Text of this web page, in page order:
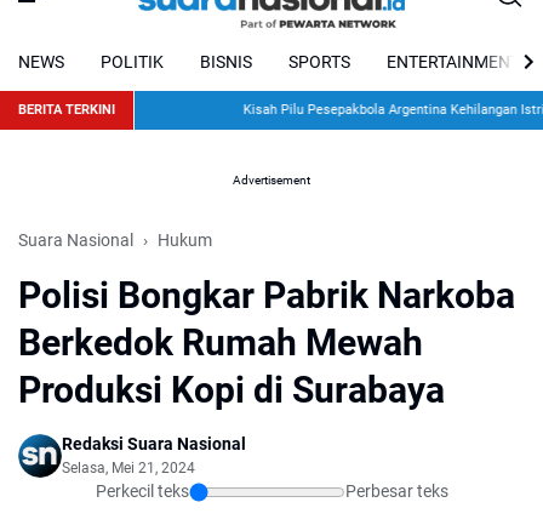
NEWS POLITIK BISNIS SPORTS ENTERTAINMENT
BERITA TERKINI Kisah Pilu Pesepakbola Argentina Kehilangan Istri
Advertisement
Suara Nasional Hukum
Polisi Bongkar Pabrik Narkoba
Berkedok Rumah Mewah
Produksi Kopi di Surabaya
Redaksi Suara Nasional
Selasa, Mei 21, 2024
Perkecil teks Perbesar teks